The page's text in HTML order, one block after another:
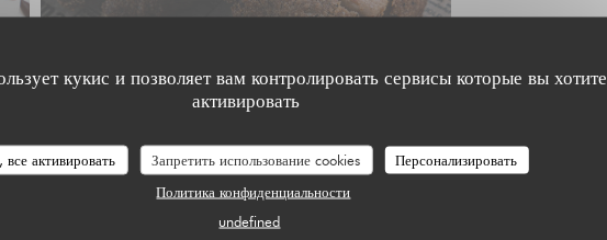
кукис и позволяет вам контролировать сервисы которые вы хотите
активировать
все активировать Запретить использование cookies
Персонализировать
Политика конфиденциальности
undefined
Cookies